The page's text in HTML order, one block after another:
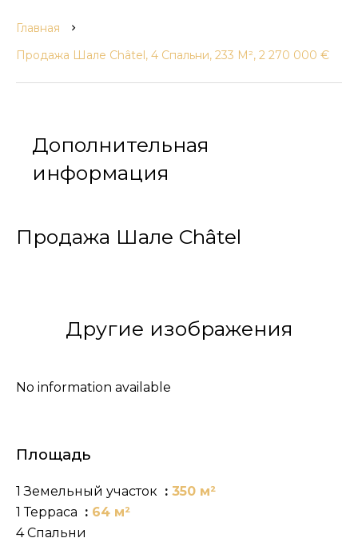
Главная
Продажа Шале Châtel, 4 Спальни, 233 М², 2 270 000 €
Дополнительная
информация
Продажа Шале Châtel
Другие изображения
No information available
Площадь
1 Земельный участок
350 м²
1 Терраса
64 м²
4 Спальни